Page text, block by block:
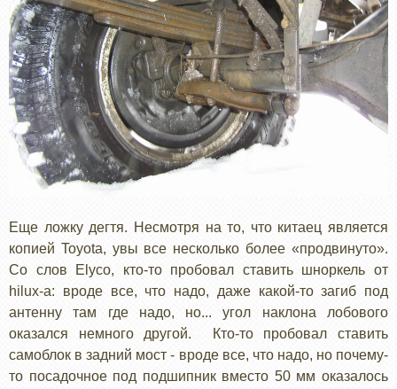
Еще ложку дегтя. Несмотря на то, что китаец является
копией Toyota, увы все несколько более «продвинуто».
Со слов Elyco, кто-то пробовал ставить шноркель от
hilux-а: вроде все, что надо, даже какой-то загиб под
антенну там где надо, но... угол наклона лобового
оказался немного другой. Кто-то пробовал ставить
самоблок в задний мост - вроде все, что надо, но почему-
то посадочное под подшипник вместо 50 мм оказалось